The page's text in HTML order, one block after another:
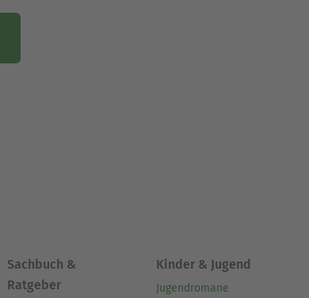
Sachbuch &
Ratgeber
Kinder & Jugend
Jugendromane